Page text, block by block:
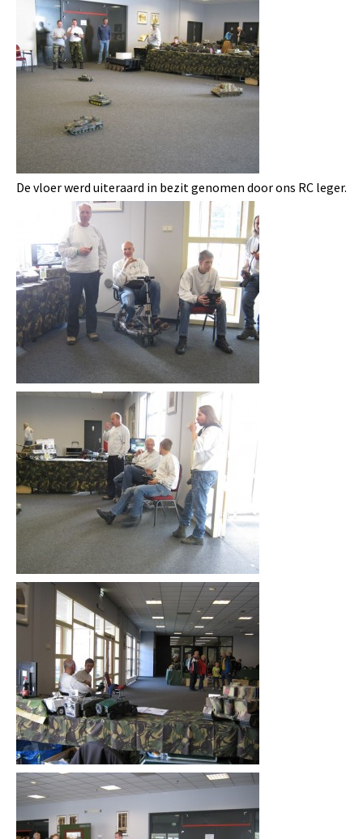
De vloer werd uiteraard in bezit genomen door ons RC leger.